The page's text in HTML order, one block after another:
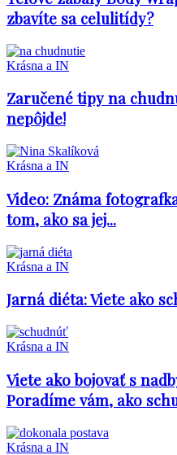
zbavíte sa celulitídy?
Krásna a IN
Zaručené tipy na
nepôjde!
Krásna a IN
Video: Známa
tom, ako sa jej...
Krásna a IN
Jarná diéta: Viete ako
Krásna a IN
Viete ako bojovať s
Poradíme vám, ako
Krásna a IN